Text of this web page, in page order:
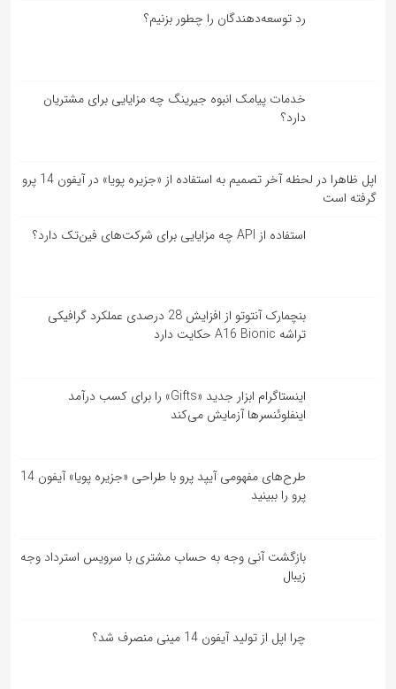
رد توسعه‌دهندگان را چطور بزنیم؟
خدمات پیامک انبوه جیرینگ چه مزایایی برای مشتریان
دارد؟
اپل ظاهرا در لحظه آخر تصمیم به استفاده از «جزیره پویا» در آیفون 14 پرو
گرفته است
استفاده از API چه مزایایی برای شرکت‌های فین‌تک دارد؟
بنچمارک آنتوتو از افزایش 28 درصدی عملکرد گرافیکی
تراشه A16 Bionic حکایت دارد
اینستاگرام ابزار جدید «Gifts» را برای کسب درآمد
اینفلوئنسرها آزمایش می‌کند
طرح‌های مفهومی آیپد پرو با طراحی «جزیره پویا» آیفون 14
پرو را ببینید
بازگشت آنی وجه به حساب مشتری با سرویس استرداد وجه
زیبال
چرا اپل از تولید آیفون 14 مینی منصرف شد؟